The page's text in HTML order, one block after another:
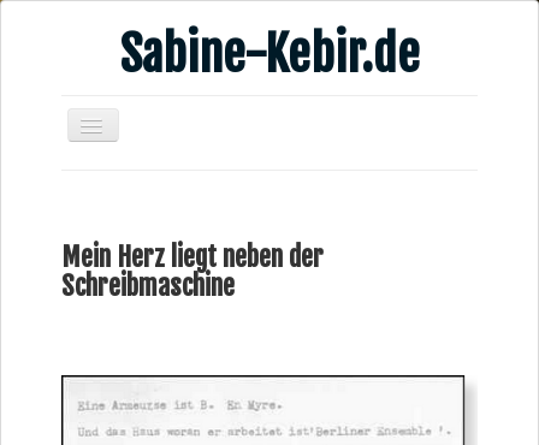
Sabine-Kebir.de
Publikationen
Verschiedenes
Mein Herz liegt neben der
Schreibmaschine